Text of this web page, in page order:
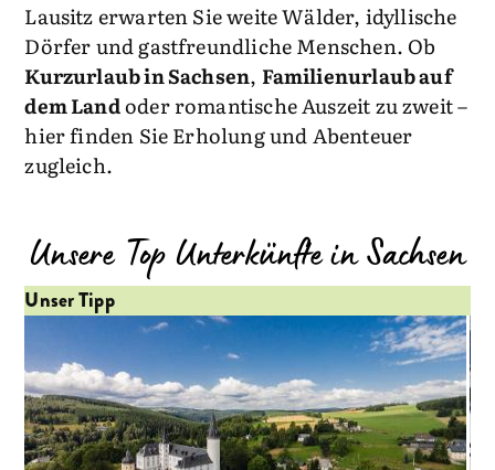
Lausitz erwarten Sie weite Wälder, idyllische
Dörfer und gastfreundliche Menschen. Ob
Kurzurlaub in Sachsen, Familienurlaub auf
dem Landoder romantische Auszeit zu zweit –
hier finden Sie Erholung und Abenteuer
zugleich.
Unsere Top Unterkünfte in Sachsen
Unser Tipp